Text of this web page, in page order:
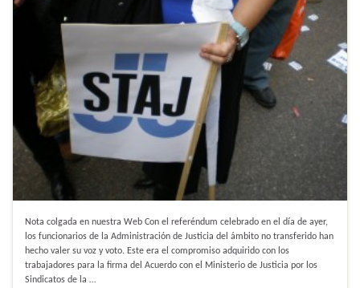
Nota colgada en nuestra Web Con el referéndum celebrado en el día de ayer,
los funcionarios de la Administración de Justicia del ámbito no transferido han
hecho valer su voz y voto. Este era el compromiso adquirido con los
trabajadores para la firma del Acuerdo con el Ministerio de Justicia por los
Sindicatos de la …